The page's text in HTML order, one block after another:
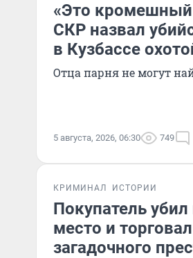
«Это кромешный
СКР назвал
в Кузбассе
Отца парня не могут
5 августа, 2026, 06:30 749
КРИМИНАЛ ИСТОРИИ
Покупатель
место и
загадочного